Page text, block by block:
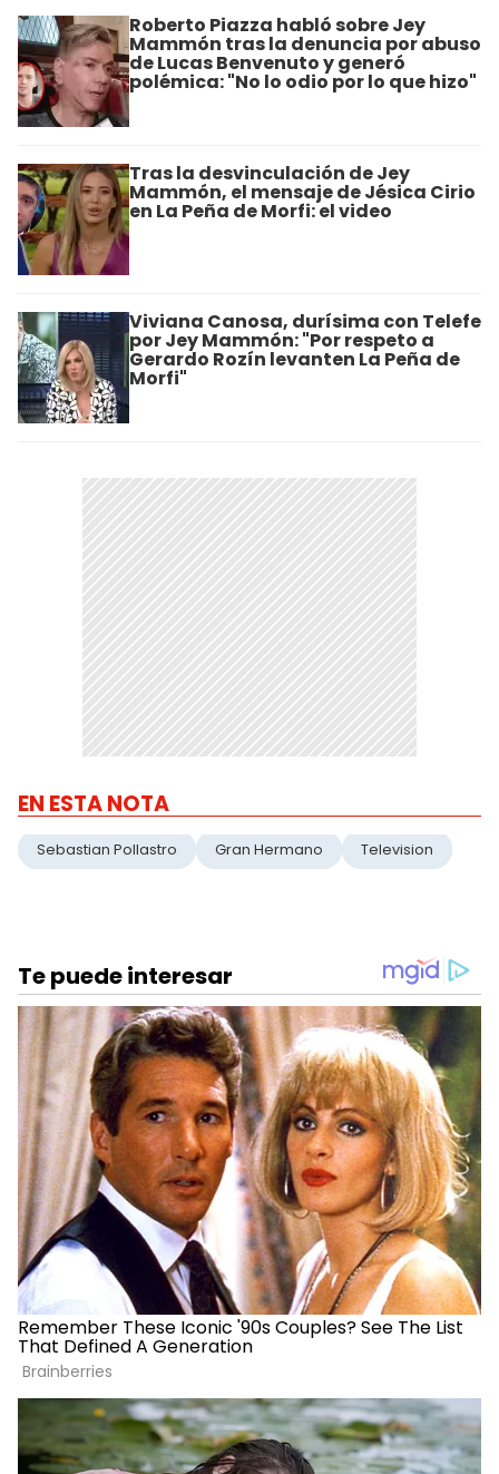
Roberto Piazza habló sobre Jey
Mammón tras la denuncia por abuso
de Lucas Benvenuto y generó
polémica: "No lo odio por lo que hizo"
Tras la desvinculación de Jey
Mammón, el mensaje de Jésica Cirio
en La Peña de Morfi: el video
Viviana Canosa, durísima con Telefe
por Jey Mammón: "Por respeto a
Gerardo Rozín levanten La Peña de
Morfi"
EN ESTA NOTA
Sebastian Pollastro Gran Hermano Television